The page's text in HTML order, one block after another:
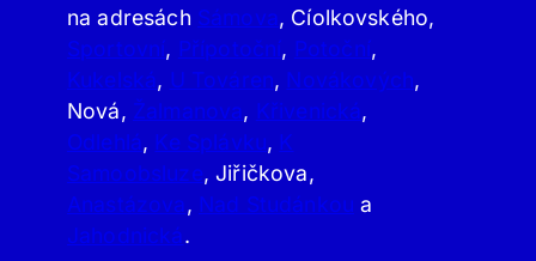
na adresách Sámova, Cíolkovského,
Sportovní, Přípotoční, Potoční,
Kukelská, U Továren, Novákových,
Nová, Žalmanova, Křivenická,
Odlehlá, Ke Splávku, K
Samoobsluze, Jiřičkova,
Anastázova, Nad Studánkou a
Jahodnická.